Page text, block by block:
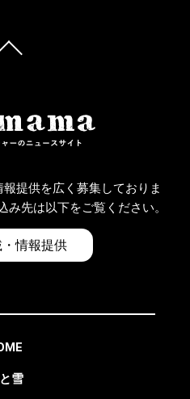
提供を広く募集しておりま
先は以下をご覧ください。
情報提供
雪